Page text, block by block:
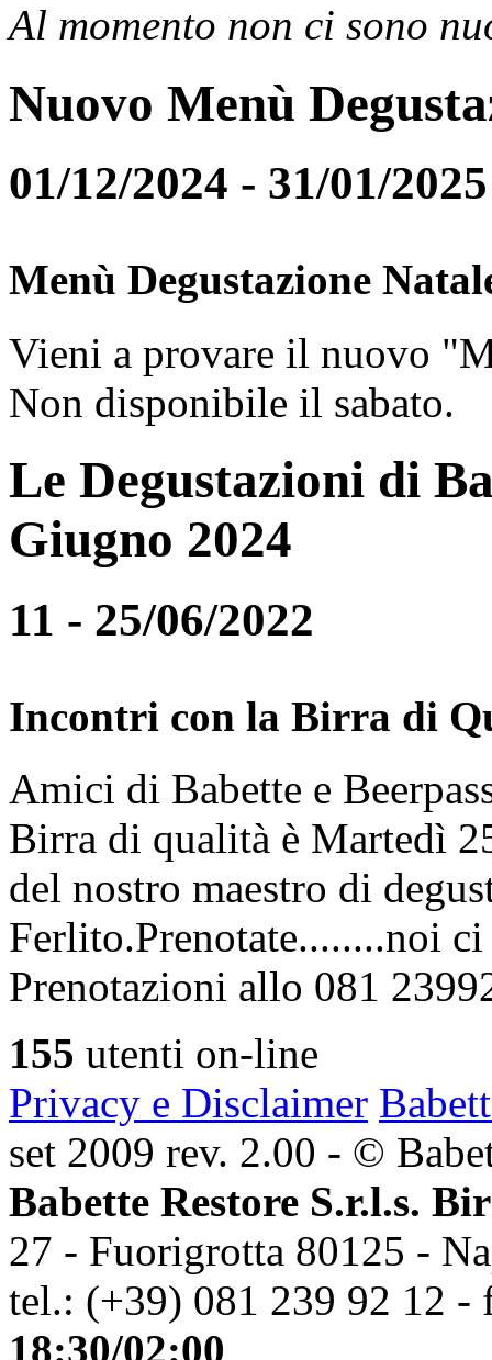
Al momento non ci sono
Nuovo Menù
01/12/2024 - 31/01/2025
Menù Degustazione
Vieni a provare il nuovo
Non disponibile il sabato.
Le Degustazioni di
Giugno 2024
11 - 25/06/2022
Incontri con la Birra di
Amici di Babette e
Birra di qualità è Martedì
del nostro maestro di
Ferlito.Prenotate........noi
Prenotazioni allo 081
155 utenti on-line
Privacy e Disclaimer
set 2009 rev. 2.00 - ©
Babette Restore S.r.l.s.
27 - Fuorigrotta 80125 -
tel.: (+39) 081 239 92 12 -
18:30/02:00